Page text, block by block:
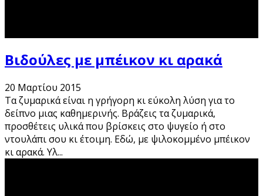
Βιδούλες με μπέικον κι αρακά
20 Μαρτίου 2015
Τα ζυμαρικά είναι η γρήγορη κι εύκολη λύση για το
δείπνο μιας καθημερινής. Βράζεις τα ζυμαρικά,
προσθέτεις υλικά που βρίσκεις στο ψυγείο ή στο
ντουλάπι σου κι έτοιμη. Εδώ, με ψιλοκομμένο μπέικον
κι αρακά. Υλ...